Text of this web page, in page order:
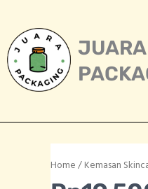
content
JUARA
Home/Kemasan